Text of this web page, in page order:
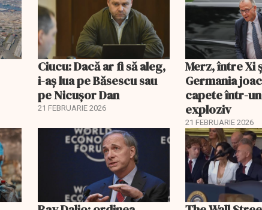
Ciucu: Dacă ar fi să aleg,
i-aș lua pe Băsescu sau
pe Nicușor Dan
21 FEBRUARIE 2026
Merz, între Xi
Germania
capete într-
exploziv
21 FEBRUARIE 2026